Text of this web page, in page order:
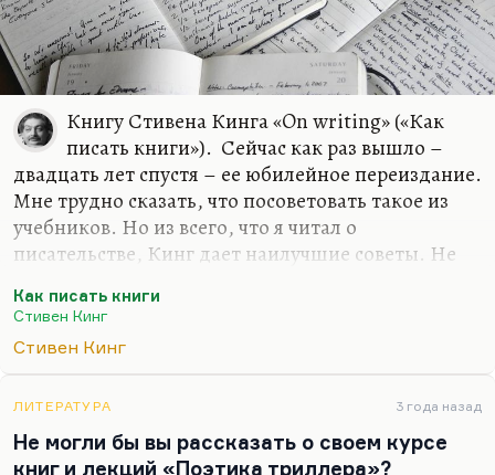
Книгу Стивена Кинга «On writing» («Как
писать книги»). Сейчас как раз вышло –
двадцать лет спустя – ее юбилейное переиздание.
Мне трудно сказать, что посоветовать такое из
учебников. Но из всего, что я читал о
писательстве, Кинг дает наилучшие советы. Не
мировоззренческие. Как вводить себя в состояние
Как писать книги
Стивен Кинг
Стивен Кинг
ЛИТЕРАТУРА 3 года назад
Не могли бы вы рассказать о своем курсе
книг и лекций «Поэтика триллера»?